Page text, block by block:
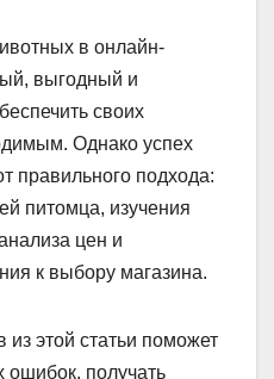
в онлайн-
выгодный и
своих
Однако успех
правильного подхода:
питомца, изучения
цен и
к выбору магазина.
из этой статьи поможет
ошибок, получать